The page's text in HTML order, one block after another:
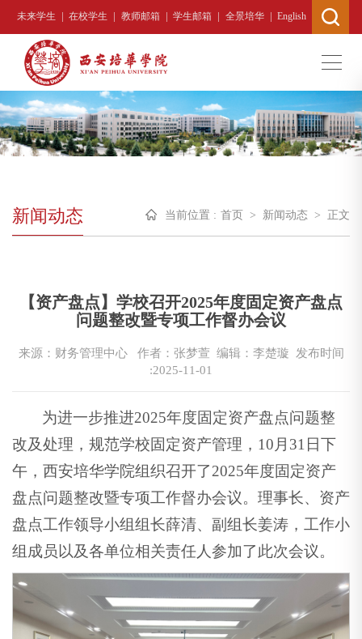
未来学生 | 在校学生 | 教师邮箱 | 学生邮箱 | 全景培华 | English
新闻动态 当前位置 : 首页 > 新闻动态 > 正文
【资产盘点】学校召开2025年度固定资产盘点
问题整改暨专项工作督办会议
来源：财务管理中心 作者：张梦萱 编辑：李楚璇 发布时间
:2025-11-01
为进一步推进2025年度固定资产盘点问题整
改及处理，规范学校固定资产管理，10月31日下
午，西安培华学院组织召开了2025年度固定资产
盘点问题整改暨专项工作督办会议。理事长、资产
盘点工作领导小组组长薛清、副组长姜涛，工作小
组成员以及各单位相关责任人参加了此次会议。